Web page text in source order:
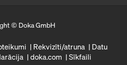
© Doka GmbH
Rekvizīti/atruna
Datu
doka.com Sīkfaili